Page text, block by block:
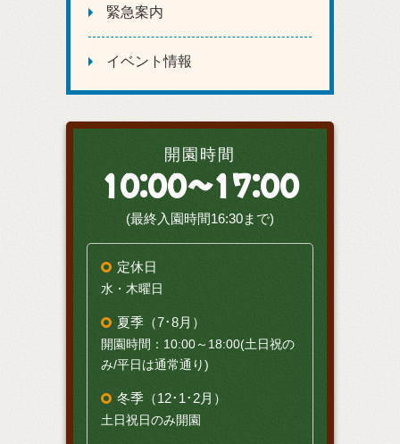
緊急案内
イベント情報
開園時間
10:00～17:00
(最終入園時間16:30まで)
定休日
水・木曜日
夏季（7･8月）
開園時間：10:00～18:00(土日祝の
み/平日は通常通り)
冬季（12･1･2月）
土日祝日のみ開園